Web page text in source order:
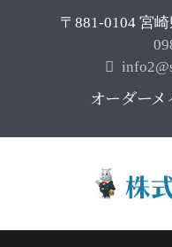
〒881-0104 宮
オーダー